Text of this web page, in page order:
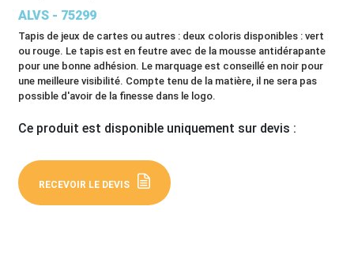
ALVS - 75299
Tapis de jeux de cartes ou autres : deux coloris disponibles : vert
ou rouge. Le tapis est en feutre avec de la mousse antidérapante
pour une bonne adhésion. Le marquage est conseillé en noir pour
une meilleure visibilité. Compte tenu de la matière, il ne sera pas
possible d'avoir de la finesse dans le logo.
Ce produit est disponible uniquement sur devis :
RECEVOIR LE DEVIS